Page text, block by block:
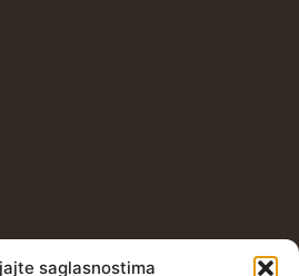
saglasnostima
u jugoistočnoj Evropi